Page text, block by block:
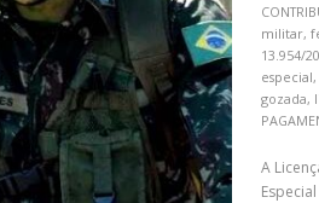
militar,
13.954/
especial,
gozada,
A